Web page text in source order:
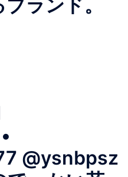
ランド。
@ysnbpsz